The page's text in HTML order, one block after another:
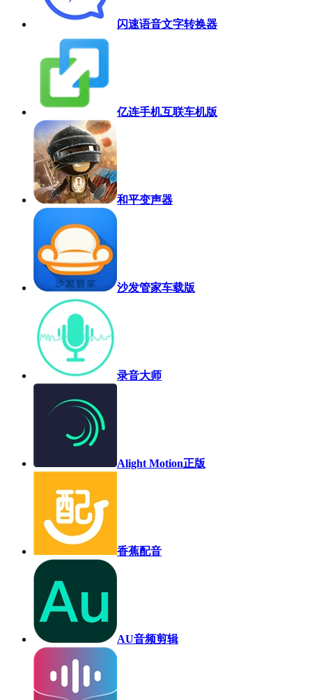
闪速语音文字转换器
亿连手机互联车机版
和平变声器
沙发管家车载版
录音大师
Alight Motion正版
香蕉配音
AU音频剪辑